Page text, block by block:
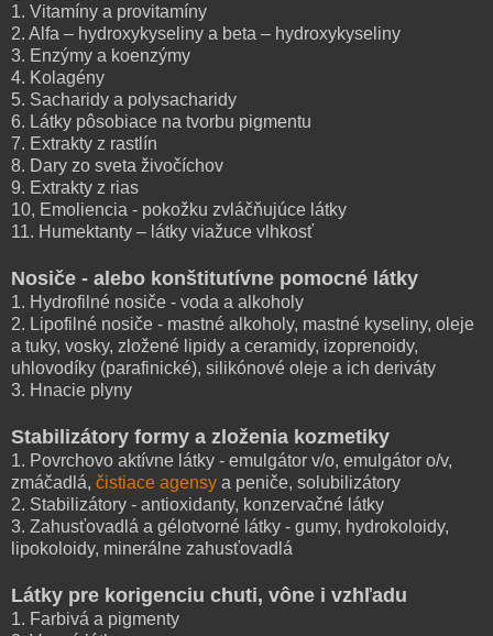
1. Vitamíny a provitamíny
2. Alfa – hydroxykyseliny a beta – hydroxykyseliny
3. Enzýmy a koenzýmy
4. Kolagény
5. Sacharidy a polysacharidy
6. Látky pôsobiace na tvorbu pigmentu
7. Extrakty z rastlín
8. Dary zo sveta živočíchov
9. Extrakty z rias
10, Emoliencia - pokožku zvláčňujúce látky
11. Humektanty – látky viažuce vlhkosť
Nosiče - alebo konštitutívne pomocné látky
1. Hydrofilné nosiče - voda a alkoholy
2. Lipofilné nosiče - mastné alkoholy, mastné kyseliny, oleje
a tuky, vosky, zložené lipidy a ceramidy, izoprenoidy,
uhlovodíky (parafinické), silikónové oleje a ich deriváty
3. Hnacie plyny
Stabilizátory formy a zloženia kozmetiky
1. Povrchovo aktívne látky - emulgátor v/o, emulgátor o/v,
zmáčadlá, čistiace agensy a peniče, solubilizátory
2. Stabilizátory - antioxidanty, konzervačné látky
3. Zahusťovadlá a gélotvorné látky - gumy, hydrokoloidy,
lipokoloidy, minerálne zahusťovadlá
Látky pre korigenciu chuti, vône i vzhľadu
1. Farbivá a pigmenty